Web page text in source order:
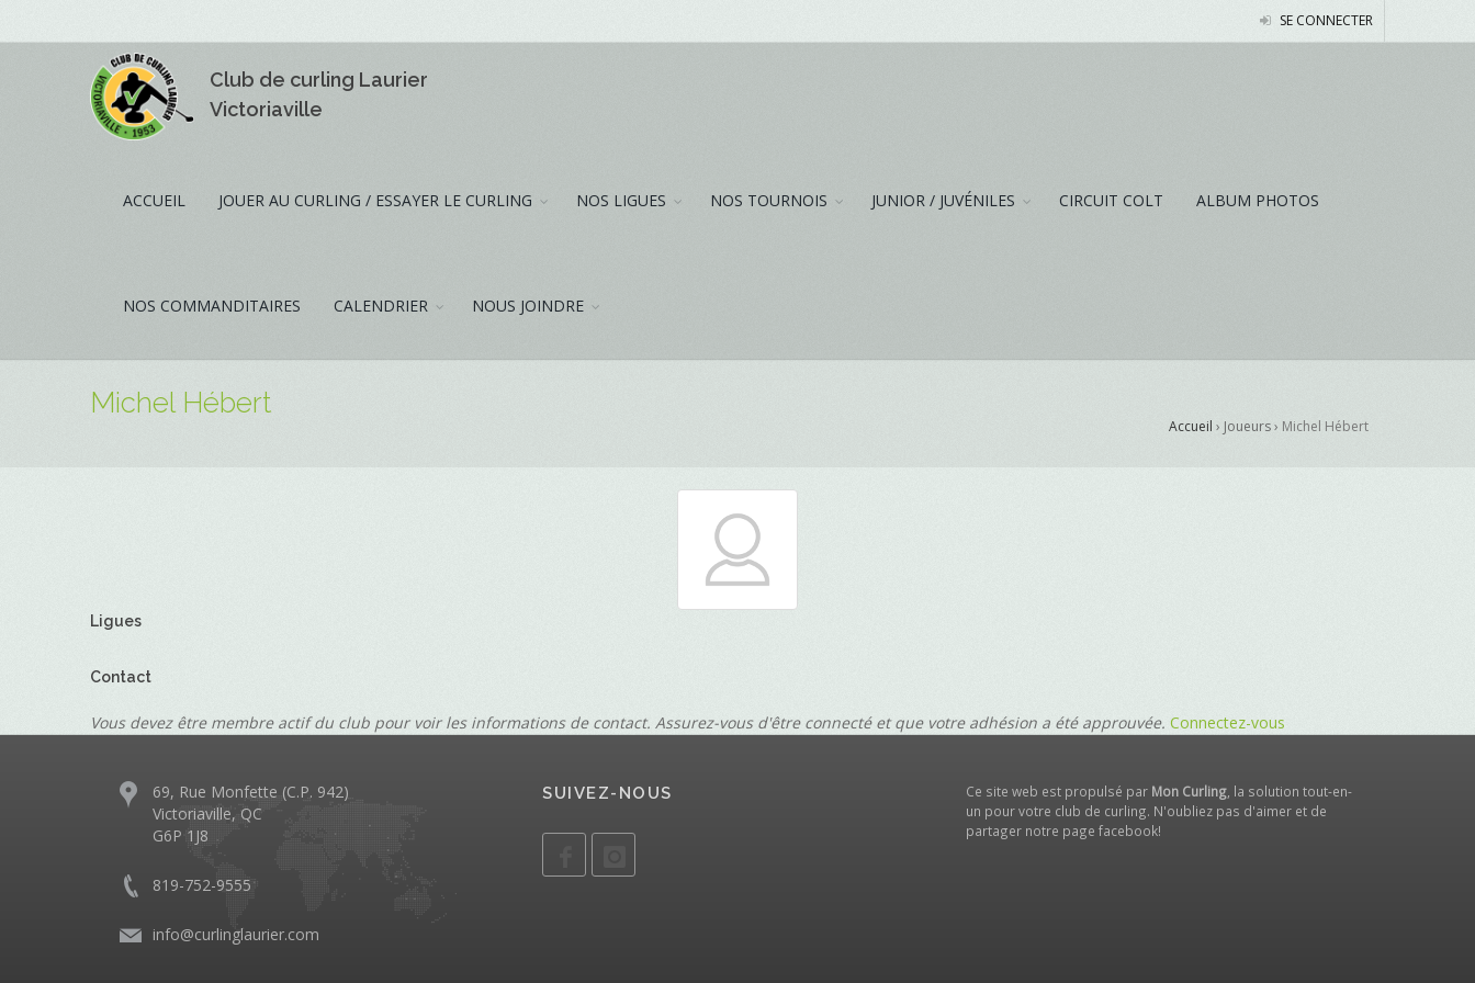
SE CONNECTER
Club de curling Laurier
Victoriaville
ACCUEIL JOUER AU CURLING / ESSAYER LE CURLING NOS LIGUES NOS TOURNOIS JUNIOR / JUVÉNILES CIRCUIT COLT ALBUM PHOTOS
NOS COMMANDITAIRES CALENDRIER NOUS JOINDRE
Michel Hébert
Accueil › Joueurs › Michel Hébert
Ligues
Contact
Vous devez être membre actif du club pour voir les informations de contact. Assurez-vous d'être connecté et que votre adhésion a été approuvée. Connectez-vous
69, Rue Monfette (C.P. 942)
Victoriaville, QC
G6P 1J8
819-752-9555
info@curlinglaurier.com
SUIVEZ-NOUS Ce site web est propulsé par Mon Curling, la solution tout-en-
un pour votre club de curling. N'oubliez pas d'aimer et de
partager notre page facebook!